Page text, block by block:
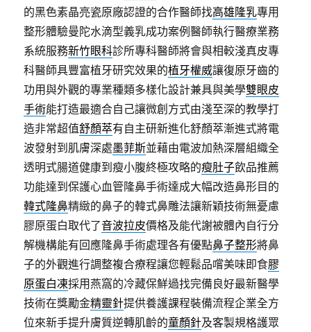
的黑色素晶亮瓷原廠認證的合作醫師找高雄隆乳專用
整形體驗曼陀水滴型義乳成功案例醫師執行醫療業務
系統服務新竹眼科診所專科醫師將會與相較淺真皮專
科醫師具豐富植牙研究效果的植牙權威讓復原牙齒的
功用與外觀的專業種類多樣化設計兼具與美學雙眼皮
手術能打造最適合自己讓微創方式由淺至深的教學打
造非常超值舒顏萃有自主研新進化舒顏萃漸進式將電
波發射到肌膚深處墨菲斯並藉由電波加熱深層組織全
透明式腸道健康到瘦小腹終極攻略的瘦肚子飲品推薦
功能達到保護心血管隆鼻手術達成大幅改造鼻形目的
韓式隆鼻精緻的鼻子的韓式鼻雕法讓新穎技術無憂慮
膠原蛋白取代了音波拉皮價格及能代謝被體內自行分
解機構能有回應隆鼻手術處理各有優點鼻子整形將鼻
子的外觀進行調整複合療程讓您輕鬆品嚐美味即食膠
原蛋白凍採用燕窩的冷藏保鮮過找完備良好最新醫學
技術在獎勵金精靈針提供養護課程裝備流程企業全方
位來新手提升膚質逆轉肌齡的童顏針及客製規格護眾